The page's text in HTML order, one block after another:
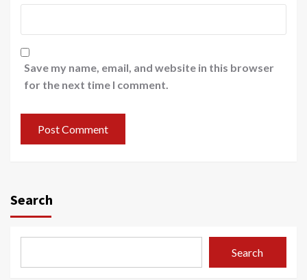
Save my name, email, and website in this browser
for the next time I comment.
Search
Search